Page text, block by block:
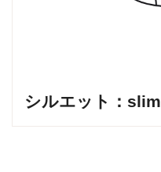
シルエット：slim